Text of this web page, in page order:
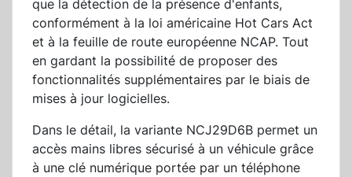
que la détection de la présence d'enfants,
conformément à la loi américaine Hot Cars Act
et à la feuille de route européenne NCAP. Tout
en gardant la possibilité de proposer des
fonctionnalités supplémentaires par le biais de
mises à jour logicielles.
Dans le détail, la variante NCJ29D6B permet un
accès mains libres sécurisé à un véhicule grâce
à une clé numérique portée par un téléphone